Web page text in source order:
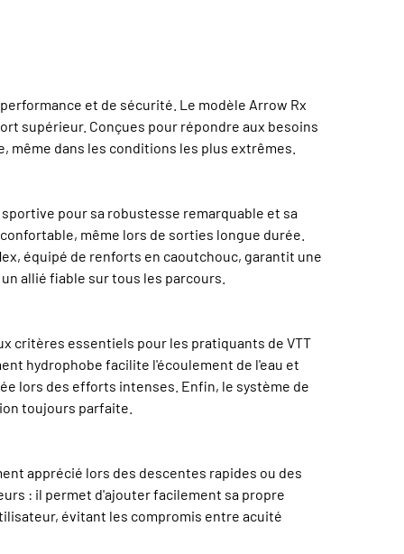
et de sécurité. Le modèle Arrow Rx
supérieur. Conçues pour répondre aux besoins
dans les conditions les plus extrêmes.
pour sa robustesse remarquable et sa
même lors de sorties longue durée.
équipé de renforts en caoutchouc, garantit une
allié fiable sur tous les parcours.
critères essentiels pour les pratiquants de VTT
hydrophobe facilite l'écoulement de l'eau et
lors des efforts intenses. Enfin, le système de
toujours parfaite.
apprécié lors des descentes rapides ou des
: il permet d'ajouter facilement sa propre
évitant les compromis entre acuité